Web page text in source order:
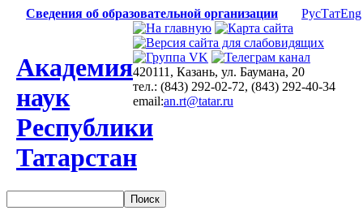
Сведения об образовательной организации РусТатEng
Академия
наук
Республики
Татарстан
420111, Казань, ул. Баумана, 20
тел.: (843) 292-02-72, (843) 292-40-34
email:an.rt@tatar.ru